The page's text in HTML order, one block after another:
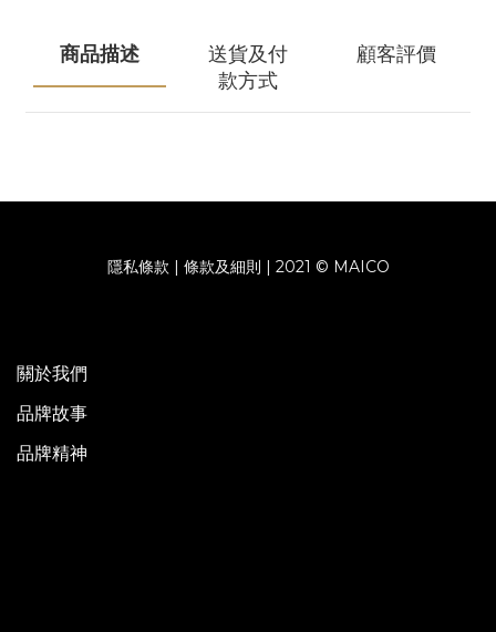
商品描述
送貨及付
款方式
顧客評價
隱私條款 | 條款及細則 | 2021 © MAICO
關於我們
品牌故事
品牌精神